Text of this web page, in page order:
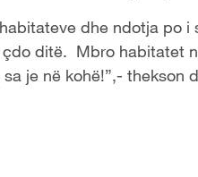
dhe ndotja po
ditë. Mbro habitatet
je në kohë!”,- thekson